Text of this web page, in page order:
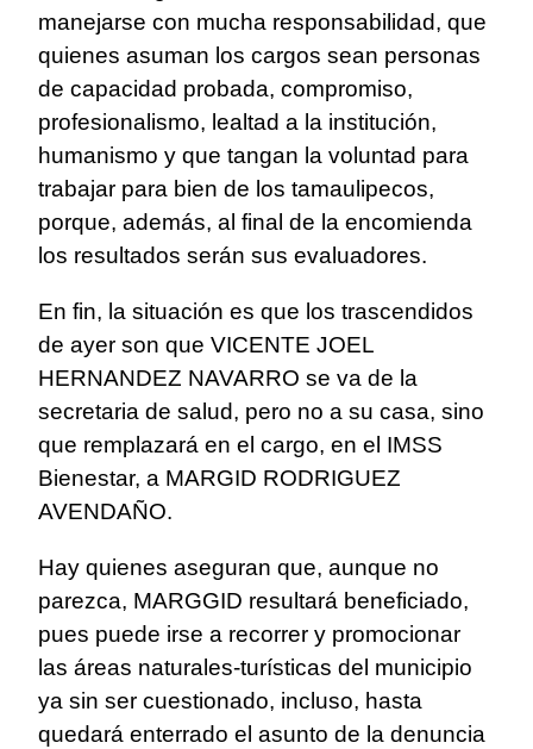
manejarse con mucha responsabilidad, que
quienes asuman los cargos sean personas
de capacidad probada, compromiso,
profesionalismo, lealtad a la institución,
humanismo y que tangan la voluntad para
trabajar para bien de los tamaulipecos,
porque, además, al final de la encomienda
los resultados serán sus evaluadores.
En fin, la situación es que los trascendidos
de ayer son que VICENTE JOEL
HERNANDEZ NAVARRO se va de la
secretaria de salud, pero no a su casa, sino
que remplazará en el cargo, en el IMSS
Bienestar, a MARGID RODRIGUEZ
AVENDAÑO.
Hay quienes aseguran que, aunque no
parezca, MARGGID resultará beneficiado,
pues puede irse a recorrer y promocionar
las áreas naturales-turísticas del municipio
ya sin ser cuestionado, incluso, hasta
quedará enterrado el asunto de la denuncia